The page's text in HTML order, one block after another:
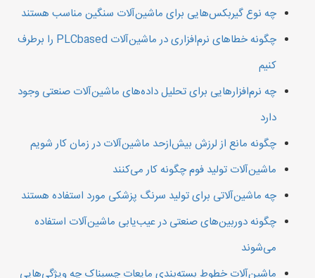
چه نوع گیربکس‌هایی برای ماشین‌آلات سنگین مناسب هستند
چگونه خطاهای نرم‌افزاری در ماشین‌آلات PLCbased را برطرف
کنیم
چه نرم‌افزارهایی برای تحلیل داده‌های ماشین‌آلات صنعتی وجود
دارد
چگونه مانع از لرزش بیش‌ازحد ماشین‌آلات در زمان کار شویم
ماشین‌آلات تولید فوم چگونه کار می‌کنند
چه ماشین‌آلاتی برای تولید سرنگ پزشکی مورد استفاده هستند
چگونه دوربین‌های صنعتی در عیب‌یابی ماشین‌آلات استفاده
می‌شوند
ماشین‌آلات خطوط بسته‌بندی مایعات چسبناک چه ویژگی‌هایی